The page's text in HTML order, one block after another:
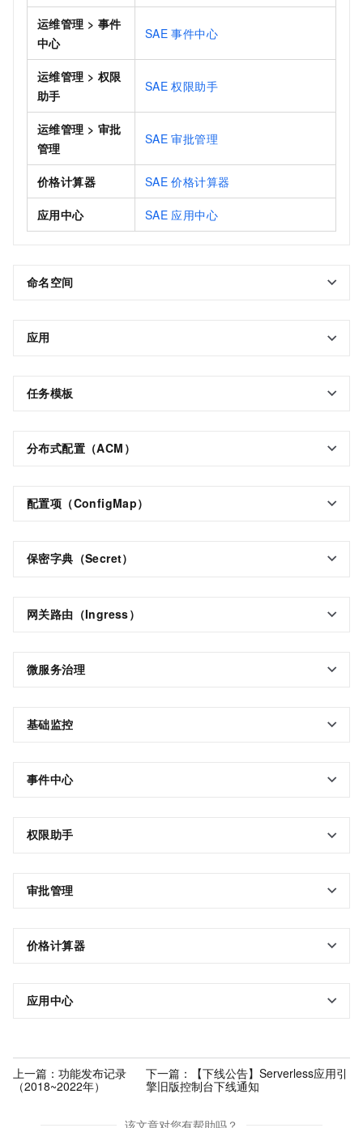
运维管理 > 事件
中心
SAE 事件中心
运维管理 > 权限
助手
SAE 权限助手
运维管理 > 审批
管理
SAE 审批管理
价格计算器 SAE 价格计算器
应用中心 SAE 应用中心
命名空间
应用
任务模板
分布式配置（ACM）
配置项（ConfigMap）
保密字典（Secret）
网关路由（Ingress）
微服务治理
基础监控
事件中心
权限助手
审批管理
价格计算器
应用中心
上一篇： 功能发布记录
（2018~2022年）
下一篇：
【下线公告】Serverless应用引
擎旧版控制台下线通知